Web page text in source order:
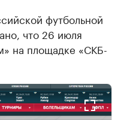
футбольной
что 26 июля
на площадке «СКБ-